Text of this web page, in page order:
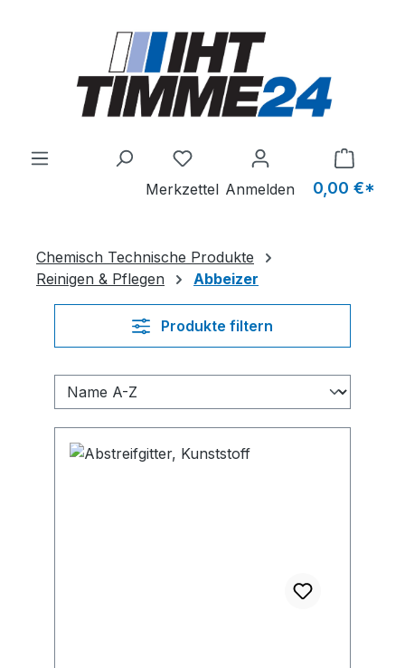
Du hast 0 Produkte auf dem
Merkzettel Anmelden 0,00 €*
Chemisch Technische Produkte
Reinigen & Pflegen
Abbeizer
Produkte filtern